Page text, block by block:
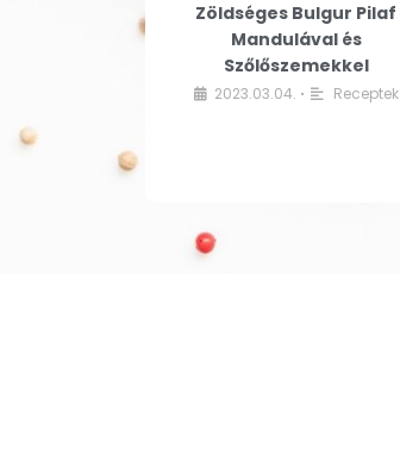
Zöldséges Bulgur Pilaf
Mandulával és
Szőlőszemekkel
2023.03.04. • Receptek